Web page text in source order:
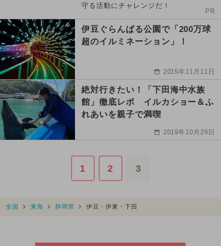
守る活動にチャレンジだ！
PR
伊豆ぐらんぱる公園で「200万球
超のイルミネーション」！
2015年11月11日
絶対行きたい！「下田海中水族
館」徹底レポ イルカショー＆ふ
れあいを親子で満喫
2019年10月29日
1 2 3
全国 東海 静岡県 伊豆・伊東・下田